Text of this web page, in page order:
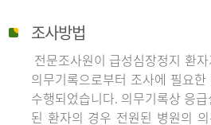
조사방법
전문조사원이 급성심장정지 환
의무기록으로부터 조사에 필요
수행되었습니다. 의무기록상 응
된 환자의 경우 전원된 병원의